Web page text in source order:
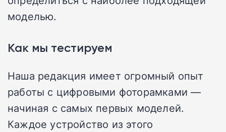
моделью.
Как мы тестируем
Наша редакция имеет огромный опыт
работы с цифровыми фоторамками —
начиная с самых первых моделей.
Каждое устройство из этого